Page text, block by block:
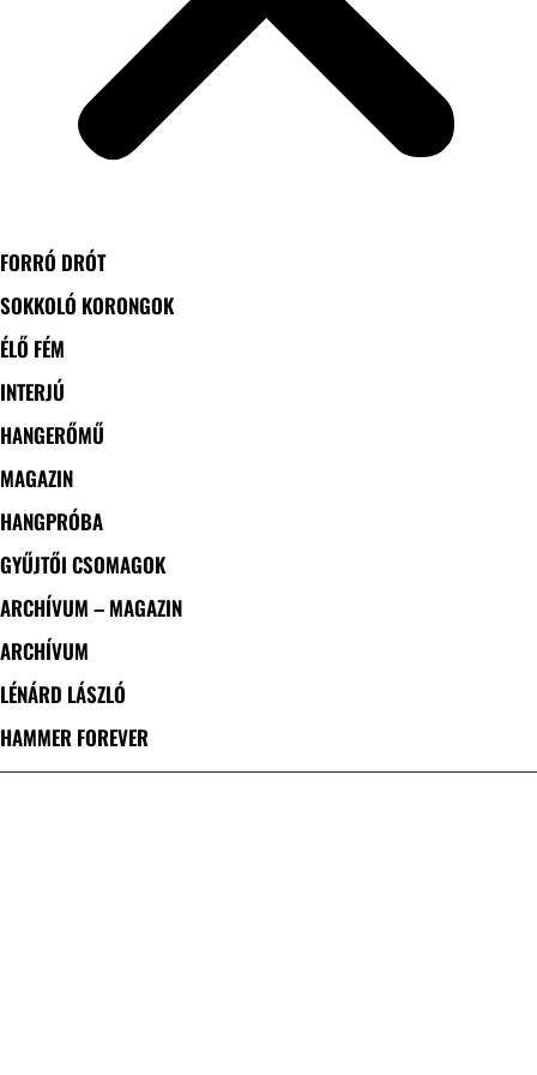
FORRÓ DRÓT
SOKKOLÓ KORONGOK
ÉLŐ FÉM
INTERJÚ
HANGERŐMŰ
MAGAZIN
HANGPRÓBA
GYŰJTŐI CSOMAGOK
ARCHÍVUM – MAGAZIN
ARCHÍVUM
LÉNÁRD LÁSZLÓ
HAMMER FOREVER